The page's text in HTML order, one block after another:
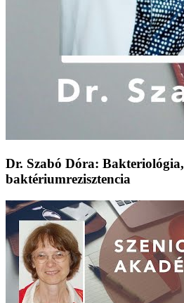
Dr. Szabó Dóra: Bakteriológia,
baktériumrezisztencia